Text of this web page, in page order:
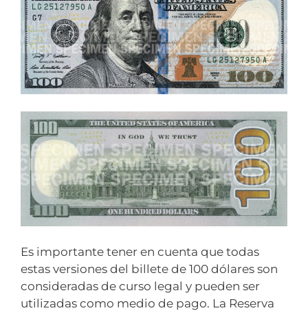
Es importante tener en cuenta que todas
estas versiones del billete de 100 dólares son
consideradas de curso legal y pueden ser
utilizadas como medio de pago. La Reserva